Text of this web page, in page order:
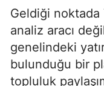
Geldiği noktada
analiz aracı
genelindeki
bulunduğu bir
topluluk